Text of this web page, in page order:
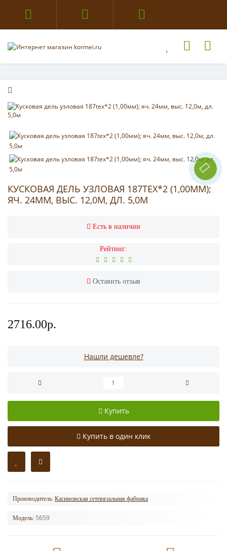
КУСКОВАЯ ДЕЛЬ УЗЛОВАЯ 187TEX*2 (1,00ММ);
ЯЧ. 24ММ, ВЫС. 12,0М, ДЛ. 5,0М
Есть в наличии
Рейтинг:
Оставить отзыв
2716.00р.
Нашли дешевле?
Купить
Купить в один клик
Производитель: Касимовская сетевязальная фабрика
Модель: 5659